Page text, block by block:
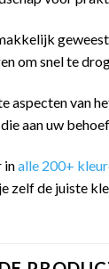
om snel te
aspecten van
aan uw
inalle 200+
zelf de juiste